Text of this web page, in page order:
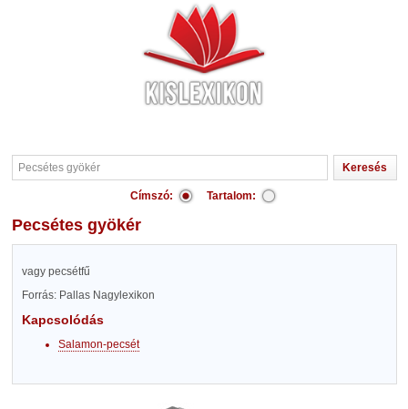
Címszó: Tartalom:
Pecsétes gyökér
vagy pecsétfű
Forrás: Pallas Nagylexikon
Kapcsolódás
Salamon-pecsét